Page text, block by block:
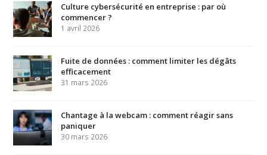
Culture cybersécurité en entreprise : par où
commencer ?
1 avril 2026
Fuite de données : comment limiter les dégâts
efficacement
31 mars 2026
Chantage à la webcam : comment réagir sans
paniquer
30 mars 2026